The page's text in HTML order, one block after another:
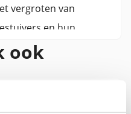
vergroten van
en hun
in biologie,
onderzoek en
ook